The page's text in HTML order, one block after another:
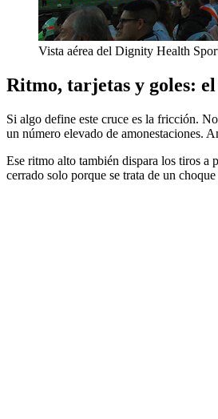
Vista aérea del Dignity Health
Ritmo, tarjetas y goles:
Si algo define este cruce es la fricción.
un número elevado de amonestaciones.
Ese ritmo alto también dispara los tiros a
cerrado solo porque se trata de un